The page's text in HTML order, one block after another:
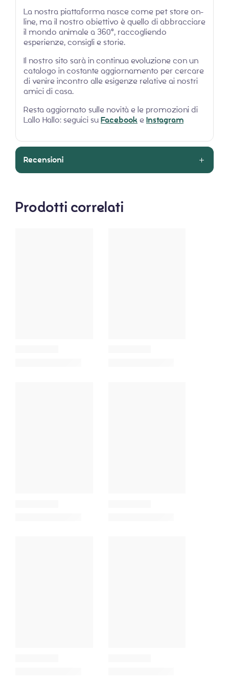
La nostra piattaforma nasce come pet store on-
line, ma il nostro obiettivo è quello di abbracciare
il mondo animale a 360°, raccogliendo
esperienze, consigli e storie.
Il nostro sito sarà in continua evoluzione con un
catalogo in costante aggiornamento per cercare
di venire incontro alle esigenze relative ai nostri
amici di casa.
Resta aggiornato sulle novità e le promozioni di
Lallo Hallo: seguici suFacebooke Instagram
Recensioni
Prodotti correlati